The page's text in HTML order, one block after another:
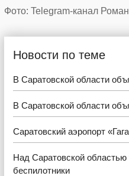
Фото: Telegram-канал
Новости по теме
В Саратовской области
В Саратовской области
Саратовский аэропорт
Над Саратовской областью
беспилотники